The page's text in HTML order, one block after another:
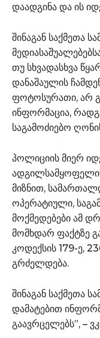
დაადგინა და ის
შინაგან საქმეთა
თუ სხვადასხვა
დანაშაულის
ფოტოსურათი, არ
ინფორმაცია,
საგამოძიებო
პოლიციის მიერ
ადგილსამყოფელის
მიზნით,
ოპერატიული,
მოქმედებები ამ
მომხდარ ფაქტზე
კოდექსის 179-ე,
გრძელდება.
შინაგან საქმეთა
დამატებით
გაავრცელებს”, –